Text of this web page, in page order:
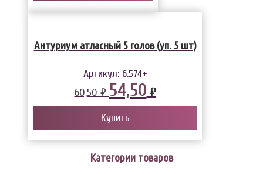
Антуриум атласный 5 голов (уп. 5 шт)
Артикул: 6.574+
60,50 ₽ 54,50 ₽
Купить
Категории товаров